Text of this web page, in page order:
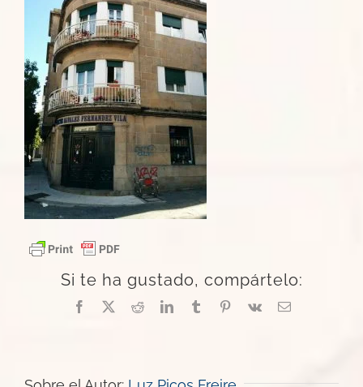
Si te ha gustado, compártelo:
Facebook
X RedditLinkedInTumblrPinterest
Vk
Correo